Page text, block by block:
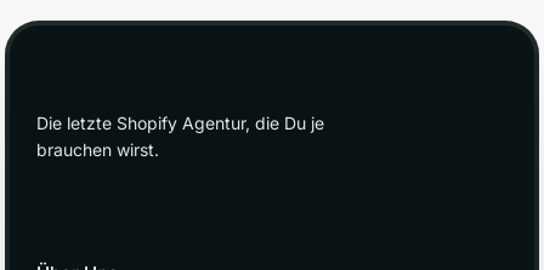
Die letzte Shopify Agentur, die Du je
brauchen wirst.